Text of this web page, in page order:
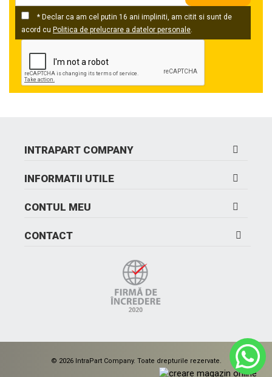
* Declar ca am cel putin 16 ani impliniti, am citit si sunt de
acord cu Politica de prelucrare a datelor personale.
INTRAPART COMPANY
INFORMATII UTILE
CONTUL MEU
CONTACT
© 2026 IntraPart Company. Toate drepturile rezervate.